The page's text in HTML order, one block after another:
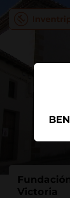
Victoria